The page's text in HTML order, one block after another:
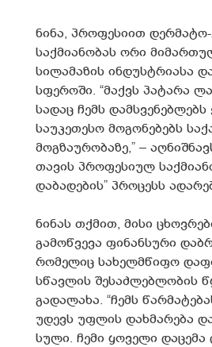
ნინა, პროფესიით
საქმიანობას ორი
სილამაზის ინდუსტრიასა
სფეროში. “მაქვს პატარა
სადაც ჩემს დამსვენებლებს
საუკეთესო მოგონებებს
მოგზაურობაზე,” –
თავის პროფესიულ
დაბადების” პროცესს
ნინას თქმით, მისი
გამოწვევა ფინანსური
რომელიც სახელმწიფო
სწავლის შესაძლებლობის
გადალახა. “ჩემს
უდევს უფლის დახმარება
სული. ჩემი ყოველი დაცემა